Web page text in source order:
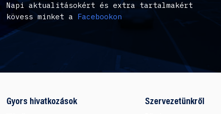
Napi aktualitásokért és extra tartalmakért
kövess minket a Facebookon
Gyors hivatkozások Szervezetünkről